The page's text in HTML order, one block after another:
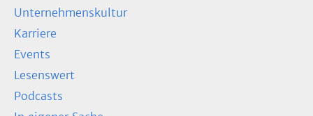
Unternehmenskultur
Karriere
Events
Lesenswert
Podcasts